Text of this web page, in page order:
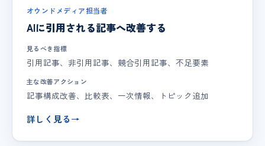
オウンドメディア担当者
AIに引用される記事へ改善する
見るべき指標
引用記事、非引用記事、競合引用記事、不足要素
主な改善アクション
記事構成改善、比較表、一次情報、トピック追加
詳しく見る→